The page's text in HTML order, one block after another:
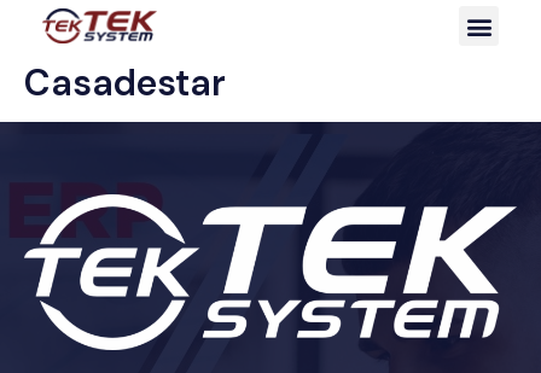
Casadestar